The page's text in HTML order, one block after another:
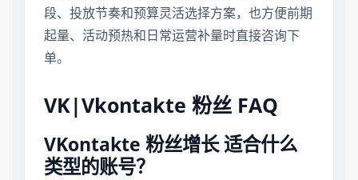
段、投放节奏和预算灵活选择方案，也方便前期
起量、活动预热和日常运营补量时直接咨询下
单。
VK|Vkontakte 粉丝 FAQ
VKontakte 粉丝增长 适合什么
类型的账号？